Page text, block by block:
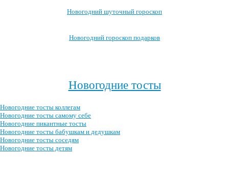
Новогодний шуточный гороскоп
Новогодний гороскоп подарков
Новогодние тосты
Новогодние тосты коллегам
Новогодние тосты самому себе
Новогодние пикантные тосты
Новогодние тосты бабушкам и дедушкам
Новогодние тосты соседям
Новогодние тосты детям